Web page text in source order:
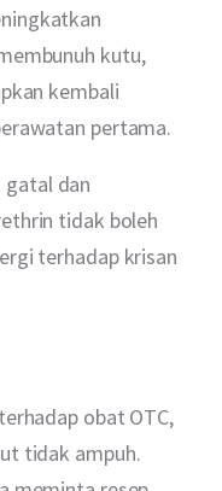
kutu,
kembali
pertama.
dan
tidak boleh
terhadap krisan
obat OTC,
tidak ampuh.